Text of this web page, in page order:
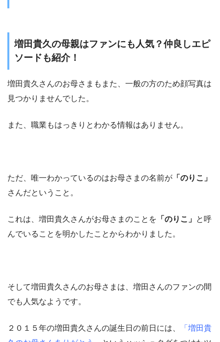
増田貴久の母親はファンにも人気？仲良しエピ
ソードも紹介！
増田貴久さんのお母さまもまた、一般の方のため顔写真は
見つかりませんでした。
また、職業もはっきりとわかる情報はありません。
ただ、唯一わかっているのはお母さまの名前が 「のりこ」
さんだということ。
これは、増田貴久さんがお母さまのことを 「のりこ」 と呼
んでいることを明かしたことからわかりました。
そして増田貴久さんのお母さまは、増田さんのファンの間
でも人気なようです。
２０１５年の増田貴久さんの誕生日の前日には、
「増田貴